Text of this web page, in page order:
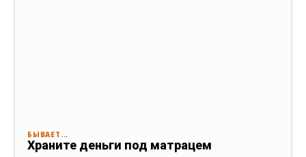
БЫВАЕТ...
Храните деньги под матрацем